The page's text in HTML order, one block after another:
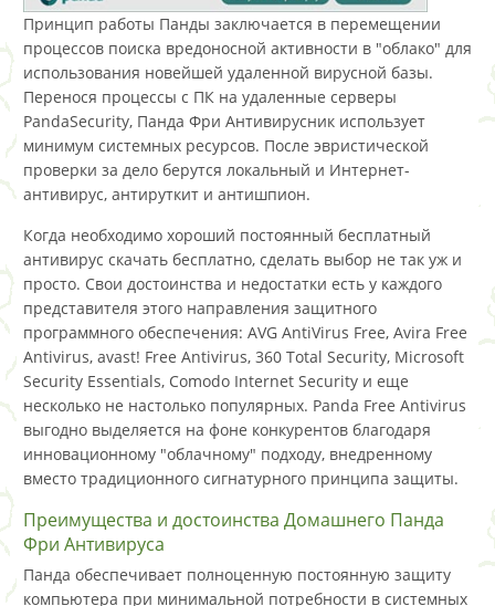
Принцип работы Панды заключается в перемещении
процессов поиска вредоносной активности в "облако" для
использования новейшей удаленной вирусной базы.
Перенося процессы с ПК на удаленные серверы
PandaSecurity, Панда Фри Антивирусник использует
минимум системных ресурсов. После эвристической
проверки за дело берутся локальный и Интернет-
антивирус, антируткит и антишпион.
Когда необходимо хороший постоянный бесплатный
антивирус скачать бесплатно, сделать выбор не так уж и
просто. Свои достоинства и недостатки есть у каждого
представителя этого направления защитного
программного обеспечения: AVG AntiVirus Free, Avira Free
Antivirus, avast! Free Antivirus, 360 Total Security, Microsoft
Security Essentials, Comodo Internet Security и еще
несколько не настолько популярных. Panda Free Antivirus
выгодно выделяется на фоне конкурентов благодаря
инновационному "облачному" подходу, внедренному
вместо традиционного сигнатурного принципа защиты.
Преимущества и достоинства Домашнего Панда
Фри Антивируса
Панда обеспечивает полноценную постоянную защиту
компьютера при минимальной потребности в системных